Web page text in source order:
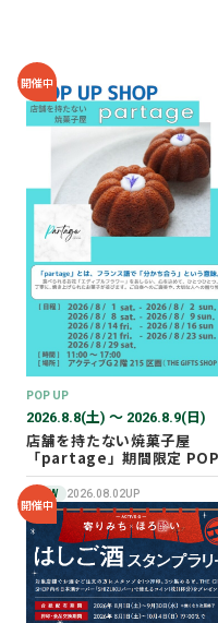
開催中
POP UP
2026.8.8(土) 〜 2026.8.9(日)
店舗を持たない焼菓子屋
「partage」期間限定 POP
UP SHOP オープン！
NEW 2026.08.02UP
開催中